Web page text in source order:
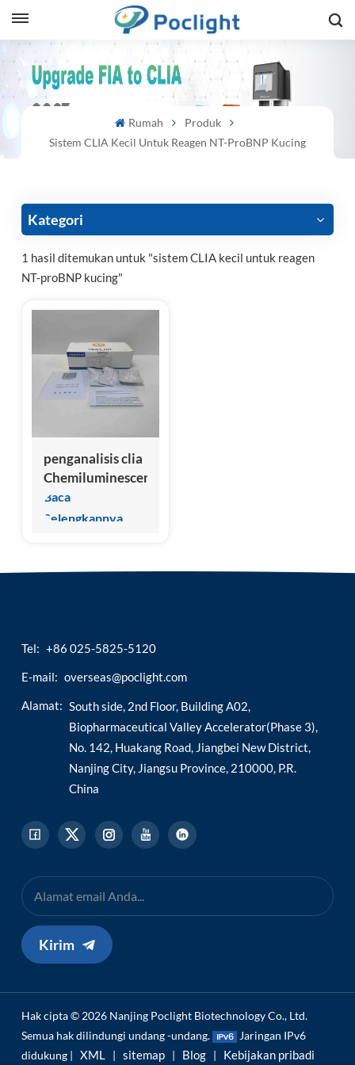
Rumah
Produk
Sistem CLIA Kecil Untuk Reagen NT-ProBNP Kucing
Kategori
1 hasil ditemukan untuk "sistem CLIA kecil untuk reagen
NT-proBNP kucing"
penganalisis clia
Chemiluminescent
Immunoassay
hewan
NT-proBNP
Baca
Selengkapnya
Tel: +86 025-5825-5120
E-mail: overseas@poclight.com
Alamat: South side, 2nd Floor, Building A02,
Biopharmaceutical Valley Accelerator(Phase 3),
No. 142, Huakang Road, Jiangbei New District,
Nanjing City, Jiangsu Province, 210000, P.R.
China
Kirim
Hak cipta © 2026 Nanjing Poclight Biotechnology Co., Ltd.
Semua hak dilindungi undang -undang.
Jaringan IPv6
didukung | XML | sitemap | Blog | Kebijakan pribadi